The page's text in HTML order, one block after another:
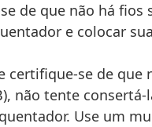
de que não há
e colocar
certifique-se de
não tente
Use um